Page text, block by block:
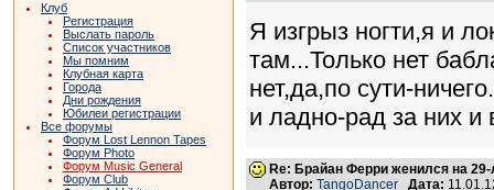
Клуб
Регистрация
Выслать пароль
Список участников
Мы помним
Клубная карта
Города
Дни рождения
Юбилеи регистрации
Все форумы
Форум Lost Lennon Tapes
Форум Photo
Форум Music General
Форум Club
Я изгрыз ногти,я и
там...Только нет
нет,да,по сути-
и ладно-рад за них и
Re: Брайан Ферри женился на
Автор: TangoDancer Дата: